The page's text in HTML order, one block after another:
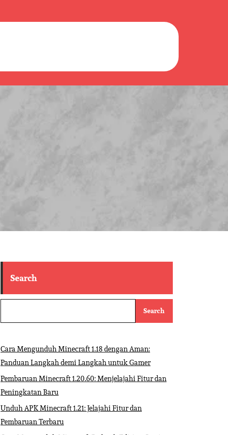
Search
Search
Cara Mengunduh Minecraft 1.18 dengan Aman:
Panduan Langkah demi Langkah untuk Gamer
Pembaruan Minecraft 1.20.60: Menjelajahi Fitur dan
Peningkatan Baru
Unduh APK Minecraft 1.21: Jelajahi Fitur dan
Pembaruan Terbaru